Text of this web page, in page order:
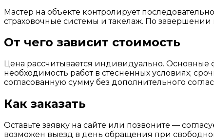
Мастер на объекте контролирует
страховочные системы и такелаж. По
От чего зависит стоимость
Цена рассчитывается индивидуально. Основные
необходимость работ в стеснённых условиях;
согласованную сумму без дополнительного
Как заказать
Оставьте заявку на сайте или позвоните —
возможен выезд в день обращения при